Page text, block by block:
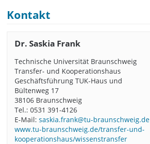
Kontakt
Dr. Saskia Frank
Technische Universität Braunschweig
Transfer- und Kooperationshaus
Geschäftsführung TUK-Haus und
Bültenweg 17
38106 Braunschweig
Tel.: 0531 391-4126
E-Mail: saskia.frank@tu-braunschweig.de
www.tu-braunschweig.de/transfer-und-
kooperationshaus/wissenstransfer